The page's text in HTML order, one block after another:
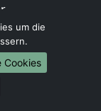
um die
Cookies